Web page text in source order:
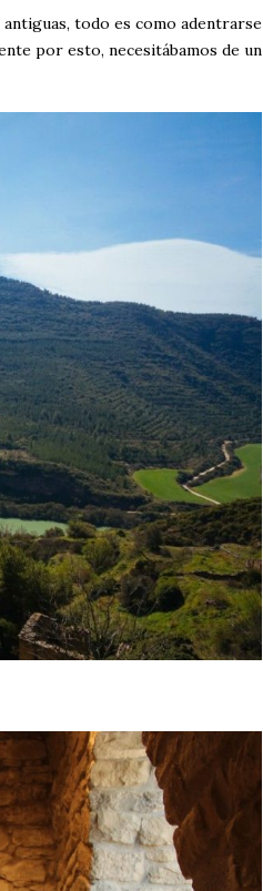
todo es como adentrarse
por esto, necesitábamos de un